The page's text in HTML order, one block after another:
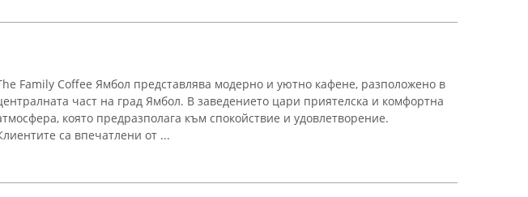
Family Coffee Ямбол представлява модерно и уютно кафене, разположено в
част на град Ямбол. В заведението цари приятелска и комфортна
която предразполага към спокойствие и удовлетворение.
са впечатлени от ...